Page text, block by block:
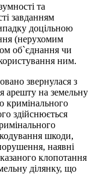
та
завданням
доцільною
(нерухомим
об`єднання чи
ним.
звернулася з
арешту на земельну
кримінального
здійснюється
шкоди,
наявні
клопотання
ділянку, що